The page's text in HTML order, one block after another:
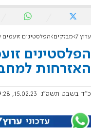
ערוץ 7 מבזקים הפלסטינים
הפלסטינים
האזרחות
כ"ד בשבט תשפ"ג 15.02.23, 19:28